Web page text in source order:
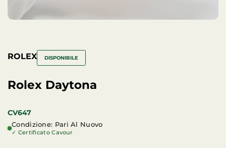
ROLEX DISPONIBILE
Rolex Daytona
CV647
Condizione: Pari Al Nuovo
✓ Certificato Cavour